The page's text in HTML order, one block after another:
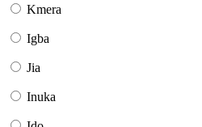
Kmera
Igba
Jia
Inuka